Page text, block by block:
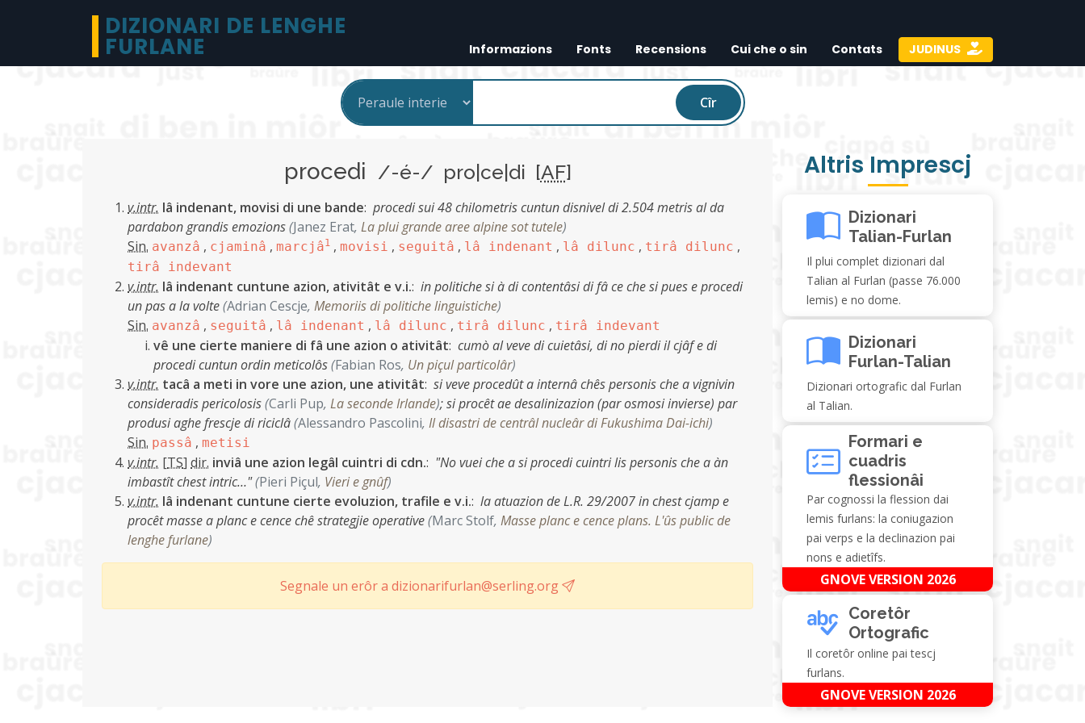
DIZIONARI DE LENGHE
FURLANE Informazions Fonts Recensions Cui che o sin Contats JUDINUS
Cîr
procedi /-é-/ pro|ce|di [AF]
v.intr. lâ indenant, movisi di une bande: procedi sui 48 chilometris cuntun disnivel di 2.504 metris al da
pardabon grandis emozions(Janez Erat, La plui grande aree alpine sot tutele)
Sin. avanzâ , cjaminâ , marcjâ1 , movisi , seguitâ , lâ indenant , lâ dilunc , tirâ dilunc ,
tirâ indevant
v.intr. lâ indenant cuntune azion, ativitât e v.i.: in politiche si à di contentâsi di fâ ce che si pues e procedi
un pas a la volte(Adrian Cescje, Memoriis di politiche linguistiche)
Sin. avanzâ , seguitâ , lâ indenant , lâ dilunc , tirâ dilunc , tirâ indevant
vê une cierte maniere di fâ une azion o ativitât: cumò al veve di cuietâsi, di no pierdi il cjâf e di
procedi cuntun ordin meticolôs(Fabian Ros, Un piçul particolâr)
v.intr. tacâ a meti in vore une azion, une ativitât: si veve procedût a internâ chês personis che a vignivin
consideradis pericolosis(Carli Pup, La seconde Irlande);si procêt ae desalinizazion (par osmosi invierse) par
produsi aghe frescje di riciclâ(Alessandro Pascolini, Il disastri de centrâl nucleâr di Fukushima Dai-ichi)
Sin. passâ , metisi
v.intr. [TS] dir. inviâ une azion legâl cuintri di cdn.: "No vuei che a si procedi cuintri lis personis che a àn
imbastît chest intric…"(Pieri Piçul, Vieri e gnûf)
v.intr. lâ indenant cuntune cierte evoluzion, trafile e v.i.: la atuazion de L.R. 29/2007 in chest cjamp e
procêt masse a planc e cence chê strategjie operative(Marc Stolf, Masse planc e cence plans. L'ûs public de
lenghe furlane)
Segnale un erôr a dizionarifurlan@serling.org
Altris Imprescj
Dizionari
Talian-Furlan
Il plui complet dizionari dal
Talian al Furlan (passe 76.000
lemis) e no dome.
Dizionari
Furlan-Talian
Dizionari ortografic dal Furlan
al Talian.
Formari e
cuadris
flessionâi
Par cognossi la flession dai
lemis furlans: la coniugazion
pai verps e la declinazion pai
nons e adietîfs.
GNOVE VERSION 2026
Coretôr
Ortografic
Il coretôr online pai tescj
furlans.
GNOVE VERSION 2026